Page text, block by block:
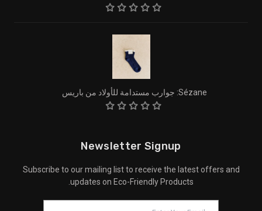
Sézane: جوارب مستدامة للأولاد من باريس
Newsletter Signup
Subscribe to our mailing list to receive the latest offers and
updates on Eco-Friendly Products.